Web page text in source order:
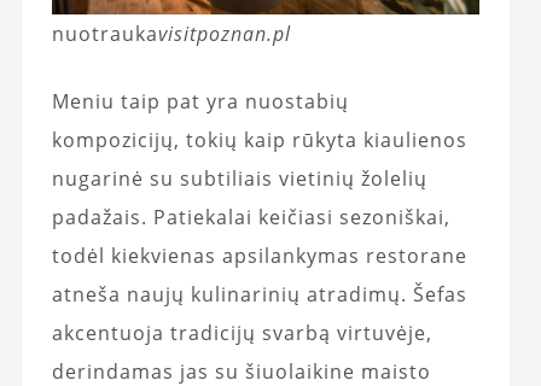
nuotraukavisitpoznan.pl
Meniu taip pat yra nuostabių
kompozicijų, tokių kaip rūkyta kiaulienos
nugarinė su subtiliais vietinių žolelių
padažais. Patiekalai keičiasi sezoniškai,
todėl kiekvienas apsilankymas restorane
atneša naujų kulinarinių atradimų. Šefas
akcentuoja tradicijų svarbą virtuvėje,
derindamas jas su šiuolaikine maisto